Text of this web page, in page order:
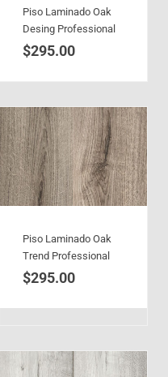
Piso Laminado Oak
Desing Professional
$295.00
Piso Laminado Oak
Trend Professional
$295.00